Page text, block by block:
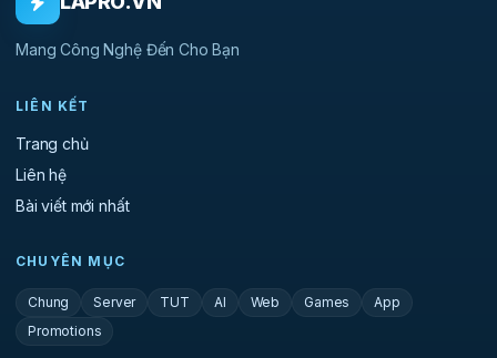
Mang Công Nghệ Đến Cho Bạn
LIÊN KẾT
Trang chủ
Liên hệ
Bài viết mới nhất
CHUYÊN MỤC
Chung Server TUT AI Web Games
App
Promotions